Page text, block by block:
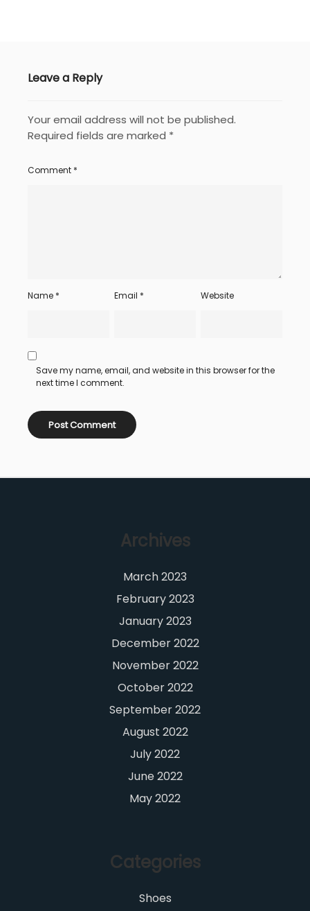
Leave a Reply
Your email address will not be published.
Required fields are marked *
Comment *
Name * Email * Website
Save my name, email, and website in this browser for the
next time I comment.
Archives
March 2023
February 2023
January 2023
December 2022
November 2022
October 2022
September 2022
August 2022
July 2022
June 2022
May 2022
Categories
Shoes